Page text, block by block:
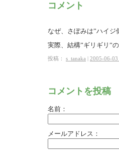
コメント
なぜ、さぽみは”ハイジ
実際、結構”ギリギリ”
投稿： s_tanaka | 2005-06-03
コメントを投稿
名前：
メールアドレス：